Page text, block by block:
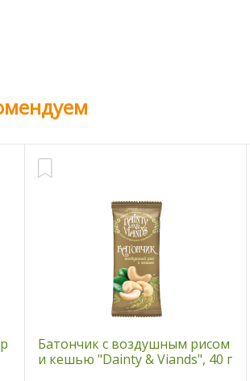
Батончик с воздушным рисом
и кешью "Dainty & Viands", 40 г